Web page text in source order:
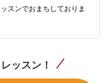
スンでおまちしておりま
ッスン！